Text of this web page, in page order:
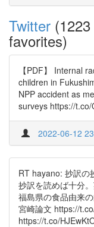
Twitter
favorites)
【PDF】 Internal
children in
NPP accident as
surveys https://t.co/
2022-06-12
RT hayano: 抄訳の
抄訳を読めば十分
福島県の食品由来
宮崎論文 https://
https://t.co/